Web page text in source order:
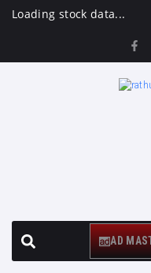
Loading stock data...
AD